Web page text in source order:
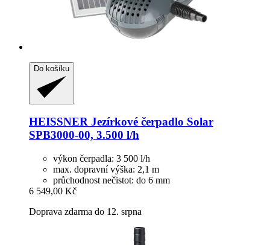
Do košíku
HEISSNER Jezírkové čerpadlo Solar
SPB3000-​00, 3.500 l/h
výkon čerpadla: 3 500 l/h
max. dopravní výška: 2,1 m
průchodnost nečistot: do 6 mm
6 549,00 Kč
Doprava zdarma do 12. srpna